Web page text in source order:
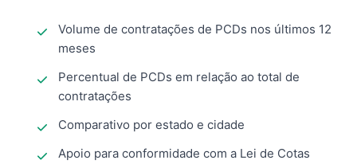
Volume de contratações de PCDs nos últimos 12
meses
Percentual de PCDs em relação ao total de
contratações
Comparativo por estado e cidade
Apoio para conformidade com a Lei de Cotas